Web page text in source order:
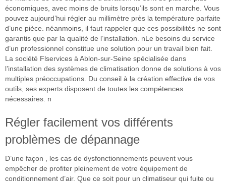
économiques, avec moins de bruits lorsqu’ils sont en marche. Vous
pouvez aujourd’hui régler au millimètre près la température parfaite
d’une pièce. néanmoins, il faut rappeler que ces possibilités ne sont
garantis que par la qualité de l’installation. nLe besoins du service
d’un professionnel constitue une solution pour un travail bien fait.
La société Flservices à Ablon-sur-Seine spécialisée dans
l’installation des systèmes de climatisation donne de solutions à vos
multiples préoccupations. Du conseil à la création effective de vos
outils, ses experts disposent de toutes les compétences
nécessaires. n
Régler facilement vos différents
problèmes de dépannage
D’une façon , les cas de dysfonctionnements peuvent vous
empêcher de profiter pleinement de votre équipement de
conditionnement d’air. Que ce soit pour un climatiseur qui fuite ou